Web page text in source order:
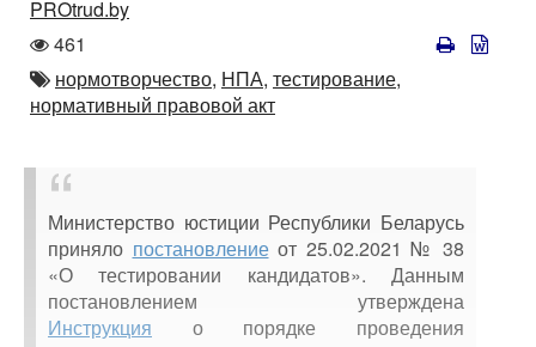
PROtrud.by
Количество
просмотров
461
Автор
нормотворчество, НПА, тестирование,
нормативный правовой акт
Министерство юстиции Республики Беларусь
приняло постановлениеот 25.02.2021 № 38
«О тестировании кандидатов». Данным
постановлением утверждена
Инструкция о порядке проведения